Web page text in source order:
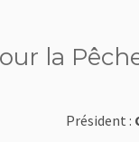
la
Président :